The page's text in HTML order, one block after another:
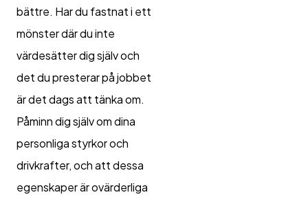
bättre. Har du fastnat i ett
mönster där du inte
värdesätter dig själv och
det du presterar på jobbet
är det dags att tänka om.
Påminn dig själv om dina
personliga styrkor och
drivkrafter, och att dessa
egenskaper är ovärderliga